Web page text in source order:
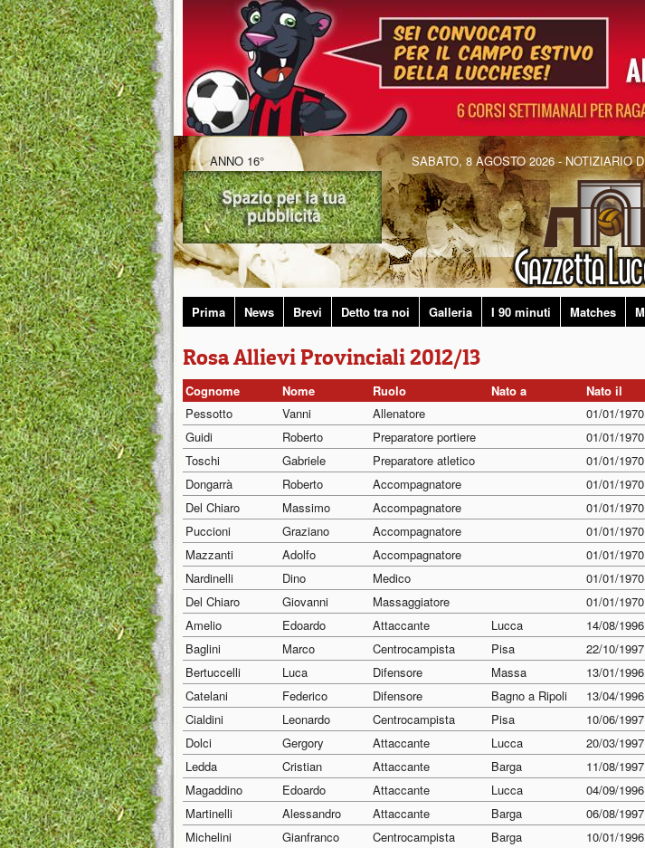
ANNO 16° SABATO, 8 AGOSTO 2026 - NOTIZIARIO
Prima News Brevi Detto tra noi Galleria I 90 minuti Matches
Rosa Allievi Provinciali 2012/13
Cognome Nome Ruolo Nato a
Nato il
Pessotto
Vanni Allenatore
01/01/1970
Guidi
Roberto Preparatore portiere
01/01/1970
Toschi
Gabriele Preparatore atletico
01/01/1970
Dongarrà
Roberto Accompagnatore
01/01/1970
Del Chiaro
Massimo Accompagnatore
01/01/1970
Puccioni
Graziano Accompagnatore
01/01/1970
Mazzanti
Adolfo Accompagnatore
01/01/1970
Nardinelli
Dino Medico
01/01/1970
Del Chiaro
Giovanni Massaggiatore
01/01/1970
Amelio
Edoardo Attaccante Lucca
14/08/1996
Baglini
Marco Centrocampista Pisa
22/10/1997
Bertuccelli
Luca Difensore Massa
13/01/1996
Catelani
Federico Difensore Bagno a Ripoli
13/04/1996
Cialdini
Leonardo Centrocampista Pisa
10/06/1997
Dolci
Gergory Attaccante Lucca
20/03/1997
Ledda
Cristian Attaccante Barga
11/08/1997
Magaddino
Edoardo Attaccante Lucca
04/09/1996
Martinelli
Alessandro Attaccante Barga
06/08/1997
Michelini
Gianfranco Centrocampista Barga
10/01/1996